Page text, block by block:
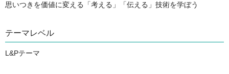
思いつきを価値に変える「考える」「伝える」技術を学ぼう
テーマレベル
L&Pテーマ